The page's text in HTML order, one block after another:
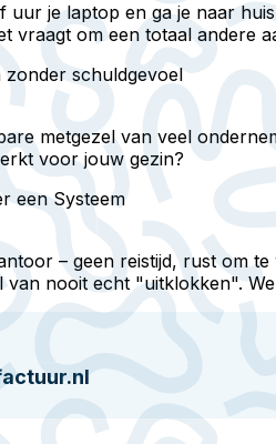
uur je laptop en ga je naar
vraagt om een totaal andere
zonder schuldgevoel
metgezel van veel
voor jouw gezin?
een Systeem
– geen reistijd, rust om
nooit echt "uitklokken".